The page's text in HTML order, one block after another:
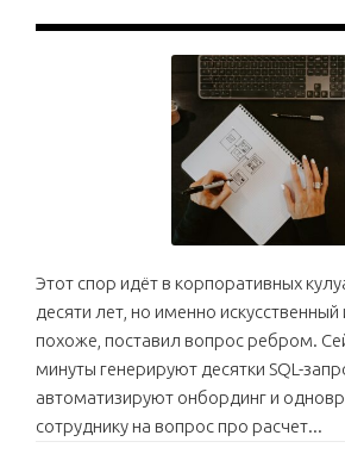
Этот спор идёт в корпоративных
десяти лет, но именно искусственный
похоже, поставил вопрос ребром.
минуты генерируют десятки SQL-
автоматизируют онбординг и
сотруднику на вопрос про расчет...